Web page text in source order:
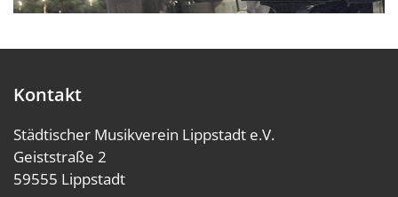
Kontakt
Städtischer Musikverein Lippstadt e.V.
Geiststraße 2
59555 Lippstadt